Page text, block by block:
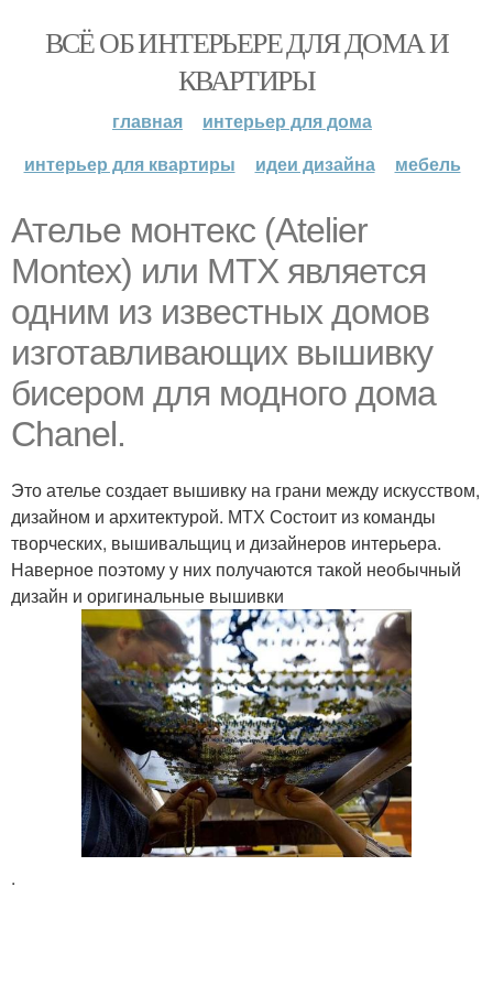
ВСЁ ОБ ИНТЕРЬЕРЕ ДЛЯ ДОМА И
КВАРТИРЫ
главная
интерьер для дома
интерьер для квартиры
идеи дизайна мебель
Ателье монтекс (Atelier
Montex) или МТХ является
одним из известных домов
изготавливающих вышивку
бисером для модного дома
Chanel.
Это ателье создает вышивку на грани между искусством,
дизайном и архитектурой. МТХ Состоит из команды
творческих, вышивальщиц и дизайнеров интерьера.
Наверное поэтому у них получаются такой необычный
дизайн и оригинальные вышивки
.